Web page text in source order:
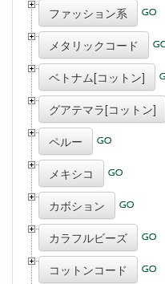
ファッション系
メタリックコード
ベトナム[コットン]
グアテマラ[コットン]
ペルー
メキシコ
カボション
カラフルビーズ
コットンコード